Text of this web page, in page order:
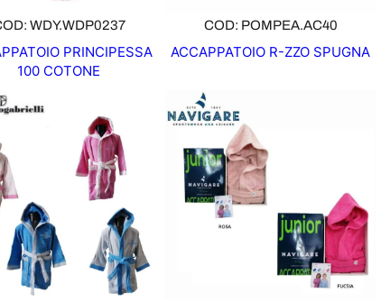
F
WDY.WDP0237
PRINCIPESSA
100 COTONE
COD: POMPEA.AC40
ACCAPPATOIO R-ZZO SPUGNA